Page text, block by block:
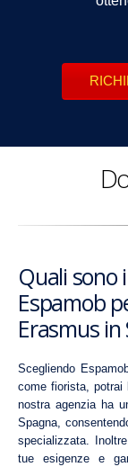
Quali sono
Espamob
Erasmus
Scegliendo
come fiorista, potrai
nostra agenzia ha
Spagna,
specializzata.
tue esigenze e